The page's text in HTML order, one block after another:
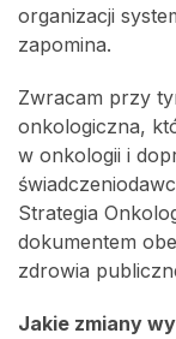
organizacji
zapomina.
Zwracam przy
onkologiczna,
w onkologii i
Strategia
dokumentem
zdrowia
Jakie zmiany